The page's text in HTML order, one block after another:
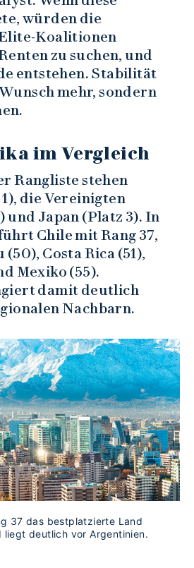
würden die
Koalitionen
zu suchen, und
entstehen. Stabilität
mehr, sondern
im Vergleich
Rangliste stehen
die Vereinigten
und Japan (Platz 3). In
Chile mit Rang 37,
Costa Rica (51),
Mexiko (55).
damit deutlich
Nachbarn.
37 das bestplatzierte Land
liegt deutlich vor Argentinien.